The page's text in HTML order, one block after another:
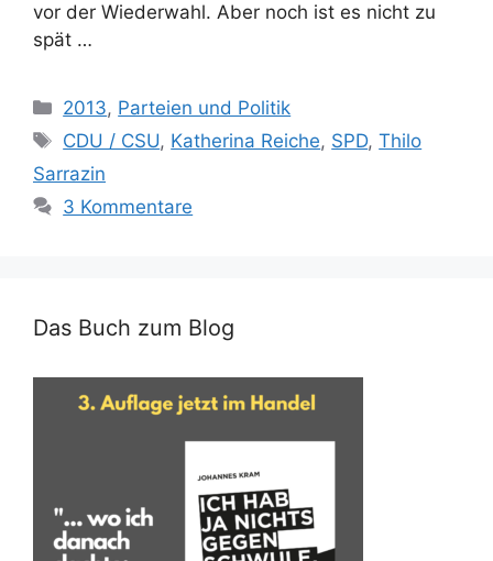
vor der Wiederwahl. Aber noch ist es nicht zu
spät …
Kategorien
2013, Parteien und Politik
Schlagwörter
CDU / CSU, Katherina Reiche, SPD,Thilo
Sarrazin
3 Kommentare
Das Buch zum Blog